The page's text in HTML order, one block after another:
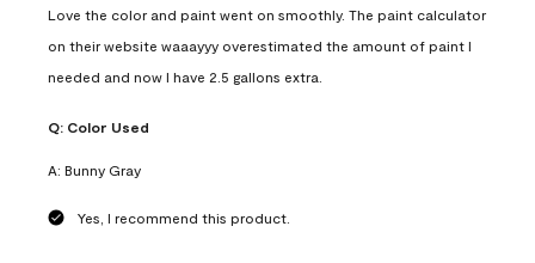
Love the color and paint went on smoothly. The paint calculator
on their website waaayyy overestimated the amount of paint I
needed and now I have 2.5 gallons extra.
Q: Color Used
A: Bunny Gray
Yes, I recommend this product.